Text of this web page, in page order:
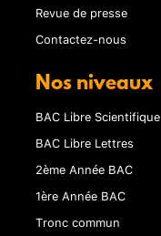
Revue de presse
Contactez-nous
Nos niveaux
BAC Libre Scientifique
BAC Libre Lettres
2ème Année BAC
1ère Année BAC
Tronc commun